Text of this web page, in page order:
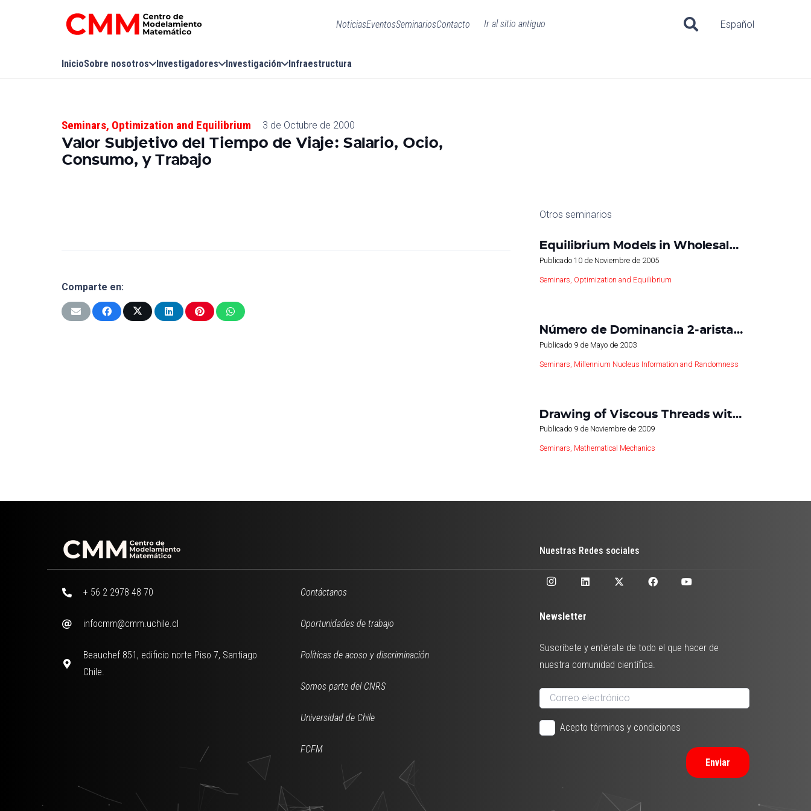
NoticiasEventosSeminariosContacto Ir al sitio antiguo Español
InicioSobre nosotros Investigadores Investigación Infraestructura
Seminars, Optimization and Equilibrium 3 de Octubre de 2000
Valor Subjetivo del Tiempo de Viaje: Salario, Ocio,
Consumo, y Trabajo
Comparte en:
Otros seminarios
Equilibrium Models in Wholesal…
Publicado 10 de Noviembre de 2005
Seminars Optimization and Equilibrium
Número de Dominancia 2-arista…
Publicado 9 de Mayo de 2003
Seminars Millennium Nucleus Information and Randomness
Drawing of Viscous Threads wit…
Publicado 9 de Noviembre de 2009
Seminars, Mathematical Mechanics
Nuestras Redes sociales
+ 56 2 2978 48 70
infocmm@cmm.uchile.cl
Beauchef 851, edificio norte Piso 7, Santiago
Chile.
Contáctanos
Oportunidades de trabajo
Políticas de acoso y discriminación
Somos parte del CNRS
Universidad de Chile
FCFM
Newsletter
Suscríbete y entérate de todo el que hacer de
nuestra comunidad científica.
Acepto términos y condiciones
Enviar